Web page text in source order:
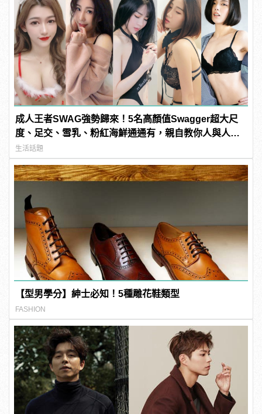
成人王者SWAG強勢歸來！5名高顏值Swagger超大尺
度、足交、雪乳、粉紅海鮮通通有，親自教你人與人的
連結！ | manfashion這樣變型男
生活話題
【型男學分】紳士必知！5種雕花鞋類型
FASHION